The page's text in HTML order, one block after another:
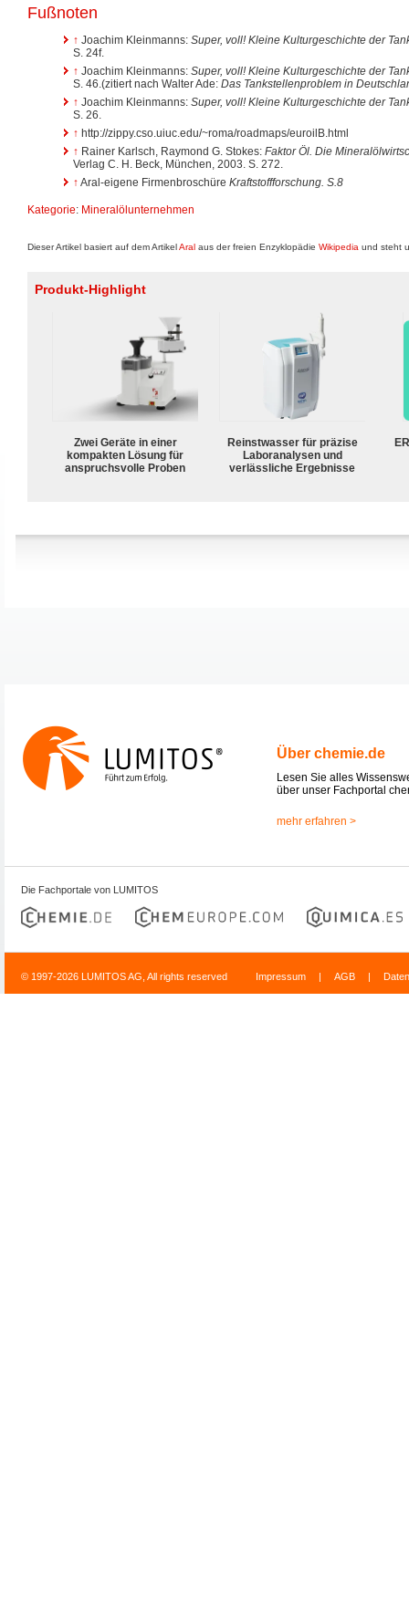
Fußnoten
↑ Joachim Kleinmanns: Super, voll! Kleine Kulturgeschichte der
S. 24f.
↑ Joachim Kleinmanns: Super, voll! Kleine Kulturgeschichte der
S. 46.(zitiert nach Walter Ade: Das Tankstellenproblem in
↑ Joachim Kleinmanns: Super, voll! Kleine Kulturgeschichte der
S. 26.
↑ http://zippy.cso.uiuc.edu/~roma/roadmaps/euroilB.html
↑ Rainer Karlsch, Raymond G. Stokes: Faktor Öl. Die
Verlag C. H. Beck, München, 2003. S. 272.
↑ Aral-eigene Firmenbroschüre Kraftstoffforschung. S.8
Kategorie: Mineralölunternehmen
Dieser Artikel basiert auf dem ArtikelAral aus der freien Enzyklopädie Wikipedia und steht
Produkt-Highlight
Zwei Geräte in einer
kompakten Lösung für
anspruchsvolle Proben
Reinstwasser für präzise
Laboranalysen und
verlässliche Ergebnisse
Über chemie.de
Lesen Sie alles
über unser Fachportal
mehr erfahren >
Die Fachportale von LUMITOS
© 1997-2026 LUMITOS AG, All rights reserved Impressum | AGB |